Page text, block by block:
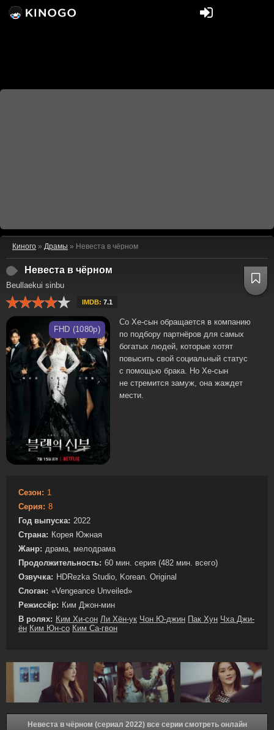
Киного » Драмы » Невеста в чёрном
Невеста в чёрном
Beullaekui sinbu
IMDB: 7.1
FHD (1080p)
Со Хе-сын обращается в компанию
по подбору партнёров для самых
богатых людей, которые хотят
повысить свой социальный статус
с помощью брака. Но Хе-сын
не стремится замуж, она жаждет
мести.
Сезон: 1
Серия: 8
Год выпуска: 2022
Страна: Корея Южная
Жанр: драма, мелодрама
Продолжительность: 60 мин. серия (482 мин. всего)
Озвучка: HDRezka Studio, Korean. Original
Слоган: «Vengeance Unveiled»
Режиссёр: Ким Джон-мин
В ролях: Ким Хи-сон Ли Хён-ук Чон Ю-джин Пак Хун Чха Джи-
ён Ким Юн-со Ким Са-гвон
Невеста в чёрном (сериал 2022) все серии смотреть онлайн